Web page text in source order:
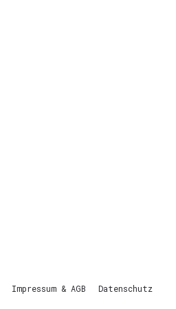
Impressum & AGB Datenschutz